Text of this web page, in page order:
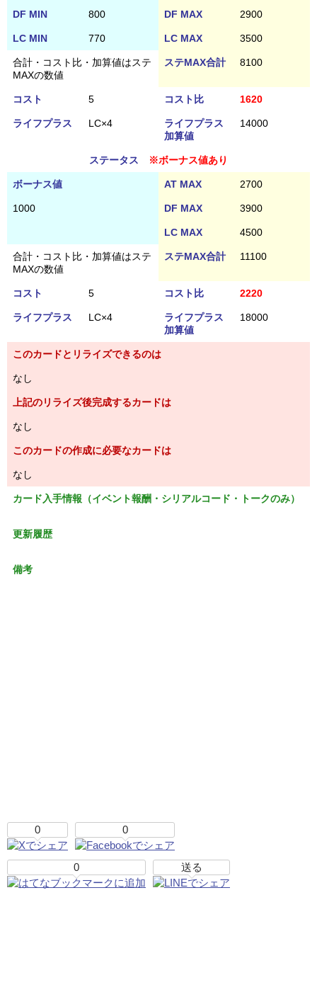
DF MIN 800 DF MAX 2900
LC MIN 770 LC MAX 3500
合計・コスト比・加算値はステ
MAXの数値
ステMAX合計 8100
コスト 5 コスト比 1620
ライフプラス LC×4
ライフプラス
加算値
14000
ステータス ※ボーナス値あり
ボーナス値 AT MAX 2700
1000 DF MAX 3900
LC MAX 4500
合計・コスト比・加算値はステ
MAXの数値
ステMAX合計 11100
コスト 5 コスト比 2220
ライフプラス LC×4
ライフプラス
加算値
18000
このカードとリライズできるのは
なし
上記のリライズ後完成するカードは
なし
このカードの作成に必要なカードは
なし
カード入手情報（イベント報酬・シリアルコード・トークのみ）
更新履歴
備考
0 0
0 送る